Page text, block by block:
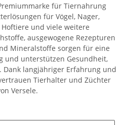
für Tiernahrung
für Vögel, Nager,
und viele weitere
ausgewogene Rezepturen
Mineralstoffe sorgen für eine
und unterstützen Gesundheit,
langjähriger Erfahrung und
Tierhalter und Züchter
Versele.